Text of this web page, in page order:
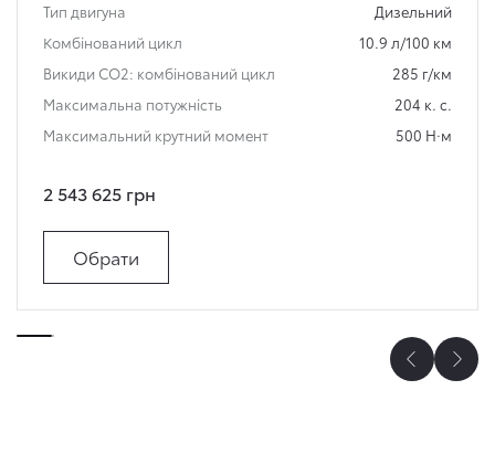
Тип двигуна
Дизельний
Комбінований цикл
10.9 л/100 км
Викиди СО2: комбінований цикл
285 г/км
Максимальна потужність
204 к. с.
Максимальний крутний момент
500 Н·м
2 543 625 грн
Обрати